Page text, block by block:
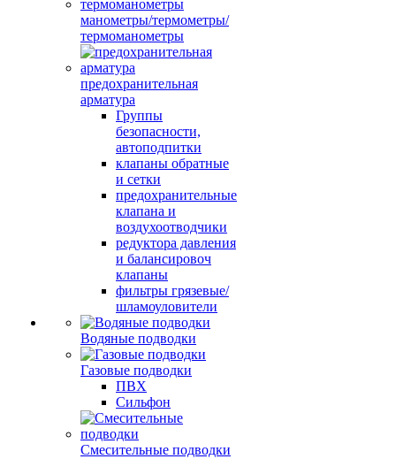
манометры/термометры/
термоманометры
предохранительная
арматура
Группы
безопасности,
автоподпитки
клапаны обратные
и сетки
предохранительные
клапана и
воздухоотводчики
редуктора давления
и балансировоч
клапаны
фильтры грязевые/
шламоуловители
Водяные подводки
Газовые подводки
ПВХ
Сильфон
Смесительные подводки